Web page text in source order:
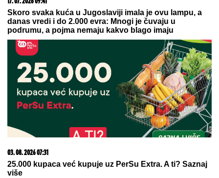
Skoro svaka kuća u Jugoslaviji imala je ovu lampu, a
danas vredi i do 2.000 evra: Mnogi je čuvaju u
podrumu, a pojma nemaju kakvo blago imaju
03. 08. 2026 07:31
25.000 kupaca već kupuje uz PerSu Extra. A ti? Saznaj
više